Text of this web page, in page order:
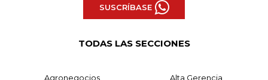
SUSCRÍBASE
TODAS LAS SECCIONES
Agronegocios Alta Gerencia